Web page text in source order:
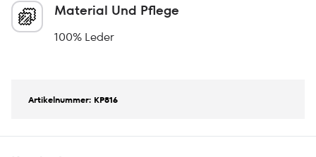
Material Und Pflege
100% Leder
Artikelnummer: KP816